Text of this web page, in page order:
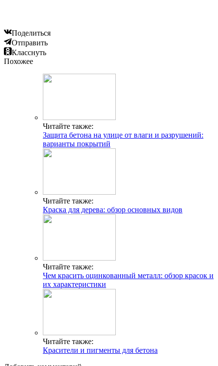
Поделиться
Отправить
Класснуть
Похожее
Читайте также:
Защита бетона на улице от влаги и разрушений:
варианты покрытий
Читайте также:
Краска для дерева: обзор основных видов
Читайте также:
Чем красить оцинкованный металл: обзор красок и
их характеристики
Читайте также:
Красители и пигменты для бетона